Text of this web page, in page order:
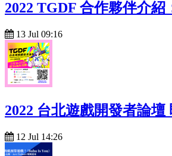
2022 TGDF 合作夥伴介紹
13 Jul 09:16
2022 台北遊戲開發者論壇
12 Jul 14:26